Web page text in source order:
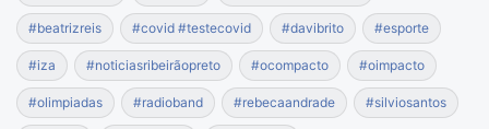
#beatrizreis #covid #testecovid #davibrito #esporte
#iza #noticiasribeirãopreto #ocompacto #oimpacto
#olimpiadas #radioband #rebecaandrade #silviosantos